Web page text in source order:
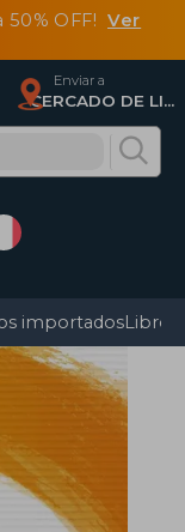
50% OFF!Ver
Enviar a
CERCADO DE LIMA, Lima
importadosLibros